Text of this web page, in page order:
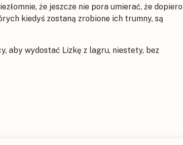
że jeszcze nie pora umierać, że dopiero
kiedyś zostaną zrobione ich trumny, są
aby wydostać Lizkę z lagru, niestety, bez